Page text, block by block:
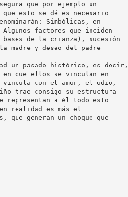
que por ejemplo un
esto se dé es necesario
Simbólicas, en
factores que inciden
de la crianza), sucesión
madre y deseo del padre
un pasado histórico, es decir,
que ellos se vinculan en
vincula con el amor, el odio,
trae consigo su estructura
representan a él todo esto
realidad es más el
generan un choque que